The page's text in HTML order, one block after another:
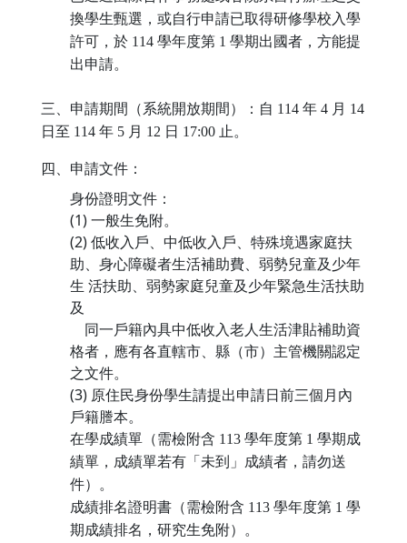
換學生甄選，或自行申請已取得研修學校入學
許可，於 114 學年度第 1 學期出國者，方能提
出申請。
三、申請期間（系統開放期間）：自 114 年 4 月 14
日至 114 年 5 月 12 日 17:00 止。
四、申請文件：
身份證明文件：
(1) 一般生免附。
(2) 低收入戶、中低收入戶、特殊境遇家庭扶
助、身心障礙者生活補助費、弱勢兒童及少年
生 活扶助、弱勢家庭兒童及少年緊急生活扶助
及
同一戶籍內具中低收入老人生活津貼補助資
格者，應有各直轄市、縣（市）主管機關認定
之文件。
(3) 原住民身份學生請提出申請日前三個月內
戶籍謄本。
在學成績單（需檢附含 113 學年度第 1 學期成
績單，成績單若有「未到」成績者，請勿送
件）。
成績排名證明書（需檢附含 113 學年度第 1 學
期成績排名，研究生免附）。